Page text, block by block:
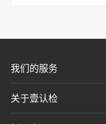
我们的服务
关于壹认检